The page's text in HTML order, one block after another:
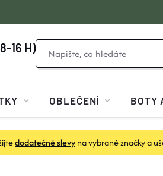
dodatečné slevyna vybrané značky a
16 H)
OBLEČENÍ BOTY